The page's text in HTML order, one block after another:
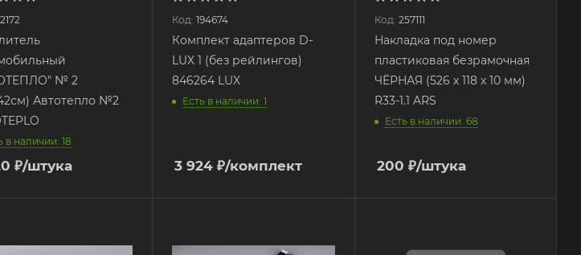
№ 2
Автотепло №2
в наличии: 18
₽/штука
Код: 194674
Комплект адаптеров D-
LUX 1 (без рейлингов)
846264 LUX
Есть в наличии: 1
3 924 ₽/комплект
Код: 257111
Накладка под номер
пластиковая безрамочная
ЧЁРНАЯ (526 х 118 х 10 мм)
R33-1.1 ARS
Есть в наличии: 68
200 ₽/штука